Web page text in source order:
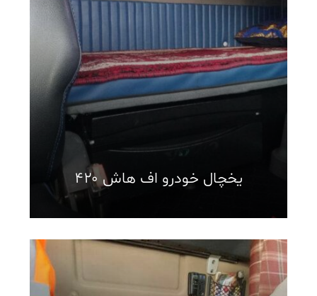
یخچال خودرو اف هاش ۴۲۰